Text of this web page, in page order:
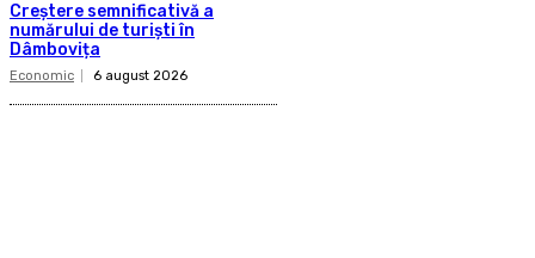
Creștere semnificativă a
numărului de turiști în
Dâmbovița
Economic 6 august 2026